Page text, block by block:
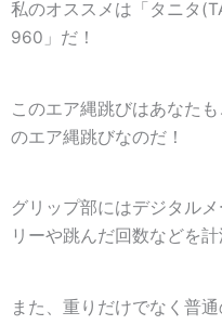
私のオススメは「 タニタ
960 」だ！
このエア縄跳びはあなた
のエア縄跳びなのだ！
グリップ部にはデジタル
リーや跳んだ回数などを
また、重りだけでなく普